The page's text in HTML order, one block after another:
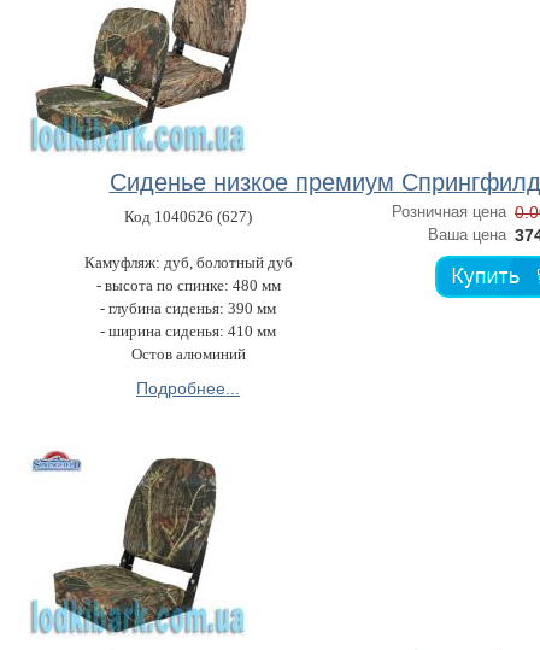
Сиденье низкое премиум Спрингфилд
Код 1040626 (627)
Камуфляж: дуб, болотный дуб
- высота по спинке: 480 мм
- глубина сиденья: 390 мм
- ширина сиденья: 410 мм
Остов алюминий
Подробнее...
Розничная цена
Ваша цена